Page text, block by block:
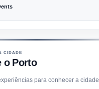
CIDADE
o Porto
para conhecer a